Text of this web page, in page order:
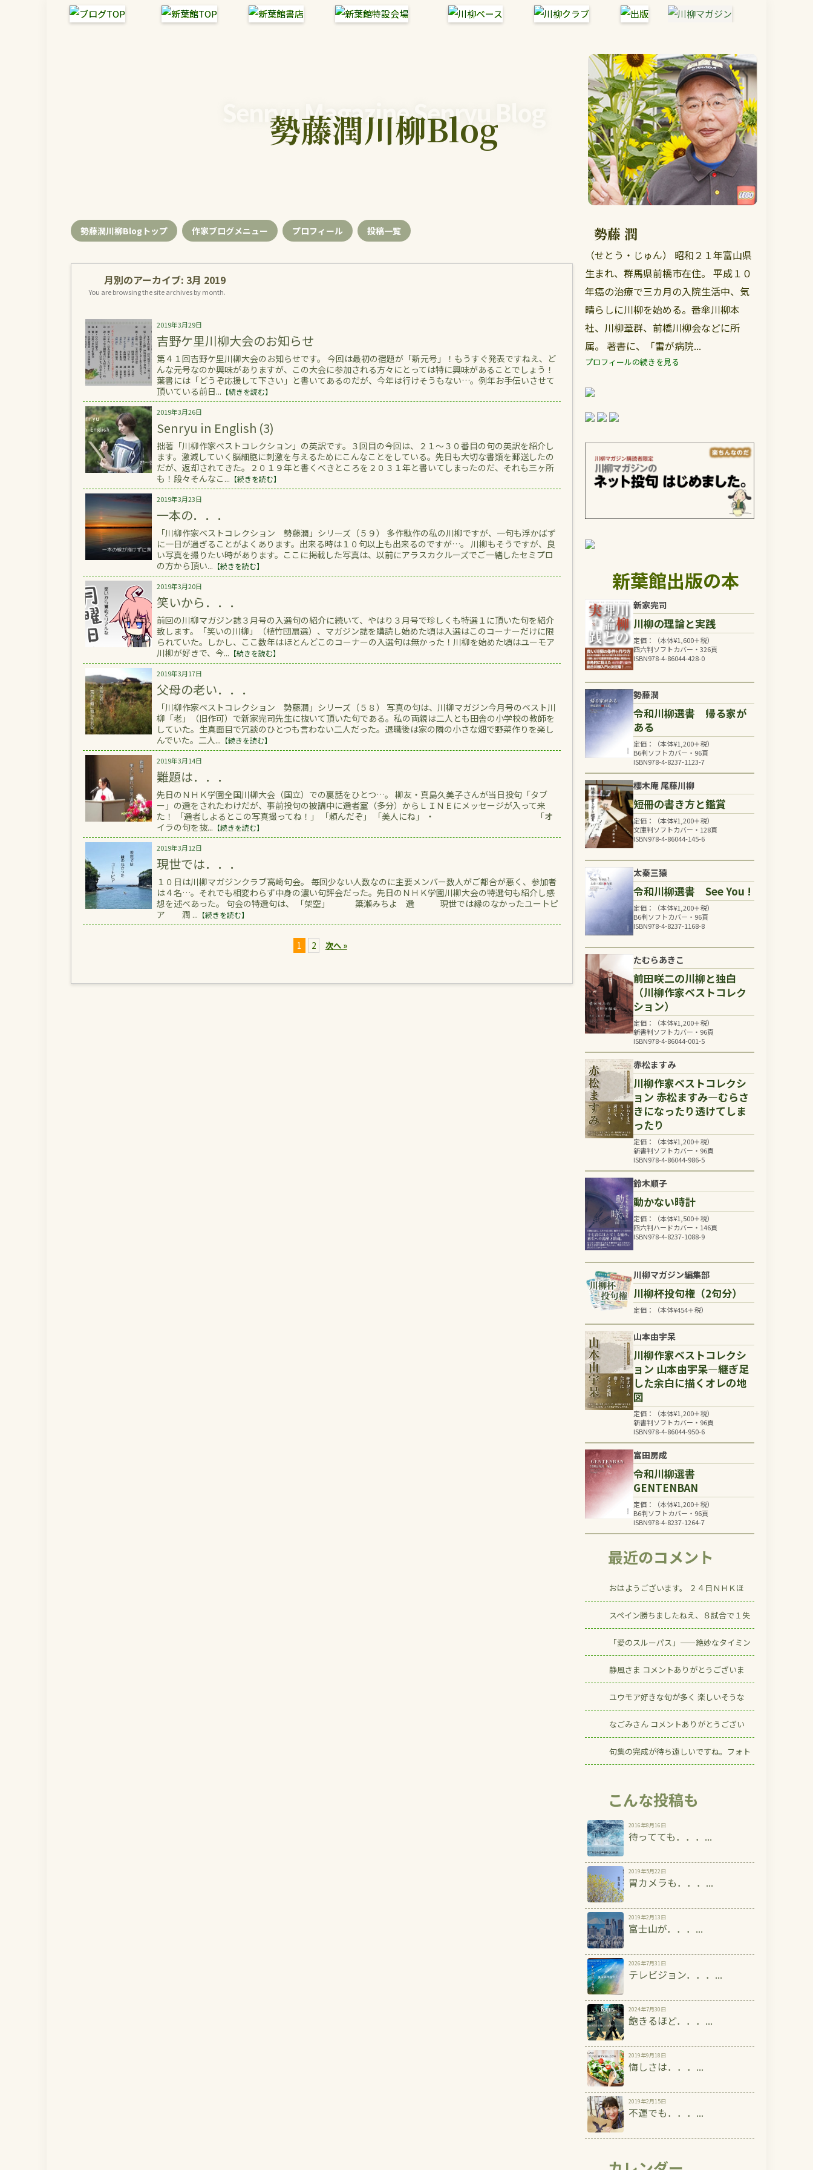
Senryu Magazine Senryu Blog
勢藤潤川柳Blog
勢藤潤川柳Blogトップ 作家ブログメニュー プロフィール 投稿一覧
月別のアーカイブ: 3月 2019
You are browsing the site archives by month.
2019年3月29日
吉野ケ里川柳大会のお知らせ
第４１回吉野ケ里川柳大会のお知らせです。 今回は最初の宿題が「新元号」！もうすぐ発表ですねえ、ど
んな元号なのか興味がありますが、この大会に参加される方々にとっては特に興味があることでしょう！
葉書には「どうぞ応援して下さい」と書いてあるのだが、今年は行けそうもない…。例年お手伝いさせて
頂いている前日... 【続きを読む】
2019年3月26日
Senryu in English (3)
拙著「川柳作家ベストコレクション」の英訳です。３回目の今回は、２１～３０番目の句の英訳を紹介し
ます。激減していく脳細胞に刺激を与えるためにこんなことをしている。先日も大切な書類を郵送したの
だが、返却されてきた。２０１９年と書くべきところを２０３１年と書いてしまったのだ、それも三ヶ所
も！段々そんなこ... 【続きを読む】
2019年3月23日
一本の．．．
「川柳作家ベストコレクション 勢藤潤」シリーズ（５９） 多作駄作の私の川柳ですが、一句も浮かばず
に一日が過ぎることがよくあります。出来る時は１０句以上も出来るのですが…。 川柳もそうですが、良
い写真を撮りたい時があります。ここに掲載した写真は、以前にアラスカクルーズでご一緒したセミプロ
の方から頂い... 【続きを読む】
2019年3月20日
笑いから．．．
前回の川柳マガジン誌３月号の入選句の紹介に続いて、やはり３月号で珍しくも特選１に頂いた句を紹介
致します。「笑いの川柳」（植竹団扇選）、マガジン誌を購読し始めた頃は入選はこのコーナーだけに限
られていた。しかし、ここ数年はほとんどこのコーナーの入選句は無かった！川柳を始めた頃はユーモア
川柳が好きで、今... 【続きを読む】
2019年3月17日
父母の老い．．．
「川柳作家ベストコレクション 勢藤潤」シリーズ（５８） 写真の句は、川柳マガジン今月号のベスト川
柳「老」（旧作可）で新家完司先生に抜いて頂いた句である。私の両親は二人とも田舎の小学校の教師を
していた。生真面目で冗談のひとつも言わない二人だった。退職後は家の隣の小さな畑で野菜作りを楽し
んでいた。二人... 【続きを読む】
2019年3月14日
難題は．．．
先日のＮＨＫ学園全国川柳大会（国立）での裏話をひとつ…。 柳友・真島久美子さんが当日投句「タブ
ー」の選をされたわけだが、事前投句の披講中に選者室（多分）からＬＩＮＥにメッセージが入って来
た！ 「選者しよるとこの写真撮ってね！」 「頼んだぞ」 「美人にね」 ・ 「オ
イラの句を抜... 【続きを読む】
2019年3月12日
現世では．．．
１０日は川柳マガジンクラブ高崎句会。 毎回少ない人数なのに主要メンバー数人がご都合が悪く、参加者
は４名…。それでも相変わらず中身の濃い句評会だった。先日のＮＨＫ学園川柳大会の特選句も紹介し感
想を述べあった。 句会の特選句は、 「架空」 簗瀬みちよ 選 現世では縁のなかったユートピ
ア 潤 ... 【続きを読む】
1 2 次へ »
勢藤 潤
（せとう・じゅん） 昭和２１年富山県
生まれ、群馬県前橋市在住。 平成１０
年癌の治療で三カ月の入院生活中、気
晴らしに川柳を始める。番傘川柳本
社、川柳葦群、前橋川柳会などに所
属。 著書に、「雷が病院...
プロフィールの続きを見る
新葉館出版の本
新家完司
川柳の理論と実践
定価：（本体¥1,600＋税）
四六判ソフトカバー・326頁
ISBN978-4-86044-428-0
勢藤潤
令和川柳選書 帰る家が
ある
定価：（本体¥1,200＋税）
B6判ソフトカバー・96頁
ISBN978-4-8237-1123-7
櫻木庵 尾藤川柳
短冊の書き方と鑑賞
定価：（本体¥1,200＋税）
文庫判ソフトカバー・128頁
ISBN978-4-86044-145-6
太秦三猿
令和川柳選書 See You !
定価：（本体¥1,200＋税）
B6判ソフトカバー・96頁
ISBN978-4-8237-1168-8
たむらあきこ
前田咲二の川柳と独白
（川柳作家ベストコレク
ション）
定価：（本体¥1,200＋税）
新書判ソフトカバー・96頁
ISBN978-4-86044-001-5
赤松ますみ
川柳作家ベストコレクシ
ョン 赤松ますみ―むらさ
きになったり透けてしま
ったり
定価：（本体¥1,200＋税）
新書判ソフトカバー・96頁
ISBN978-4-86044-986-5
鈴木順子
動かない時計
定価：（本体¥1,500＋税）
四六判ハードカバー・146頁
ISBN978-4-8237-1088-9
川柳マガジン編集部
川柳杯投句権（2句分）
定価：（本体¥454＋税）
山本由宇呆
川柳作家ベストコレクシ
ョン 山本由宇呆―継ぎ足
した余白に描くオレの地
図
定価：（本体¥1,200＋税）
新書判ソフトカバー・96頁
ISBN978-4-86044-950-6
富田房成
令和川柳選書
GENTENBAN
定価：（本体¥1,200＋税）
B6判ソフトカバー・96頁
ISBN978-4-8237-1264-7
最近のコメント
おはようございます。 ２４日ＮＨＫほ
スペイン勝ちましたねえ、８試合で１失
「愛のスルーパス」——絶妙なタイミン
静風さま コメントありがとうございま
ユウモア好きな句が多く 楽しいそうな
なごみさん コメントありがとうござい
句集の完成が待ち遠しいですね。フォト
こんな投稿も
2016年8月16日
待ってても．．．...
2019年5月22日
胃カメラも．．．...
2019年2月13日
富士山が．．．...
2026年7月31日
テレビジョン．．．...
2024年7月30日
飽きるほど．．．...
2019年9月18日
悔しさは．．．...
2019年2月15日
不運でも．．．...